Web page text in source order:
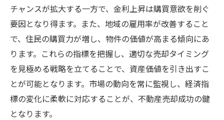
守口市の不動産市場を細かく分析する方法
競合分析を行う際のポイント
価格設定に影響を与える市場要因
市場動向に応じた売却戦略の調整
市場分析から導き出された成功への道
不動産売却プロが教える守口市での効果的な売
却術
チャンスが拡大する一方で、金利上昇は購買意欲を削ぐ
要因となり得ます。また、地域の雇用率が改善すること
で、住民の購買力が増し、物件の価値が高まる傾向にあ
ります。これらの指標を把握し、適切な売却タイミング
を見極める戦略を立てることで、資産価値を引き出すこ
とが可能となります。市場の動向を常に監視し、経済指
標の変化に柔軟に対応することが、不動産売却成功の鍵
となります。